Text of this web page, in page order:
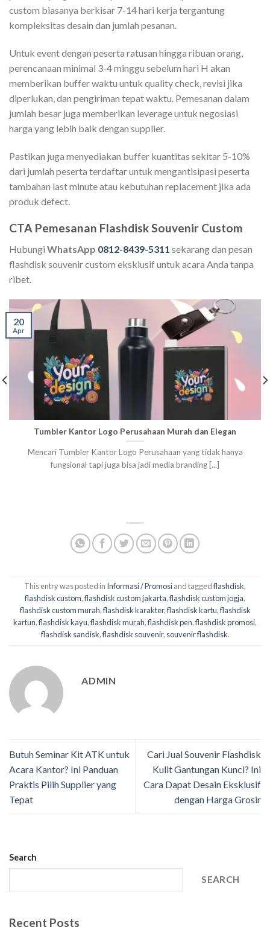
custom biasanya berkisar 7-14 hari kerja tergantung
kompleksitas desain dan jumlah pesanan.
Untuk event dengan peserta ratusan hingga ribuan orang,
perencanaan minimal 3-4 minggu sebelum hari H akan
memberikan buffer waktu untuk quality check, revisi jika
diperlukan, dan pengiriman tepat waktu. Pemesanan dalam
jumlah besar juga memberikan leverage untuk negosiasi
harga yang lebih baik dengan supplier.
Pastikan juga menyediakan buffer kuantitas sekitar 5-10%
dari jumlah peserta terdaftar untuk mengantisipasi peserta
tambahan last minute atau kebutuhan replacement jika ada
produk defect.
CTA Pemesanan Flashdisk Souvenir Custom
Hubungi WhatsApp 0812-8439-5311 sekarang dan pesan
flashdisk souvenir custom eksklusif untuk acara Anda tanpa
ribet.
Tumbler Kantor Logo Perusahaan Murah dan Elegan
Mencari Tumbler Kantor Logo Perusahaan yang tidak hanya
fungsional tapi juga bisa jadi media branding [...]
20
Apr
This entry was posted in Informasi / Promosiand taggedflashdisk,
flashdisk custom,flashdisk custom jakarta,flashdisk custom jogja,
flashdisk custom murah,flashdisk karakter,flashdisk kartu,flashdisk
kartun,flashdisk kayu,flashdisk murah,flashdisk pen,flashdisk promosi,
flashdisk sandisk,flashdisk souvenir, souvenir flashdisk.
ADMIN
Butuh Seminar Kit ATK untuk
Acara Kantor? Ini Panduan
Praktis Pilih Supplier yang
Tepat
Cari Jual Souvenir Flashdisk
Kulit Gantungan Kunci? Ini
Cara Dapat Desain Eksklusif
dengan Harga Grosir
Search
SEARCH
Recent Posts